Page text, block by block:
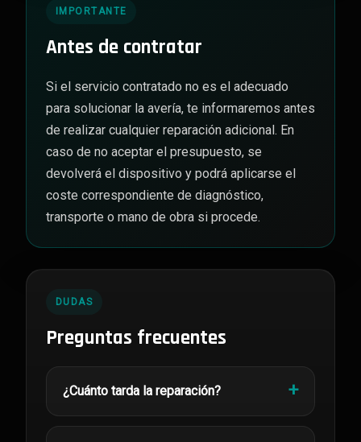
IMPORTANTE
Antes de contratar
Si el servicio contratado no es el adecuado
para solucionar la avería, te informaremos antes
de realizar cualquier reparación adicional. En
caso de no aceptar el presupuesto, se
devolverá el dispositivo y podrá aplicarse el
coste correspondiente de diagnóstico,
transporte o mano de obra si procede.
DUDAS
Preguntas frecuentes
¿Cuánto tarda la reparación?